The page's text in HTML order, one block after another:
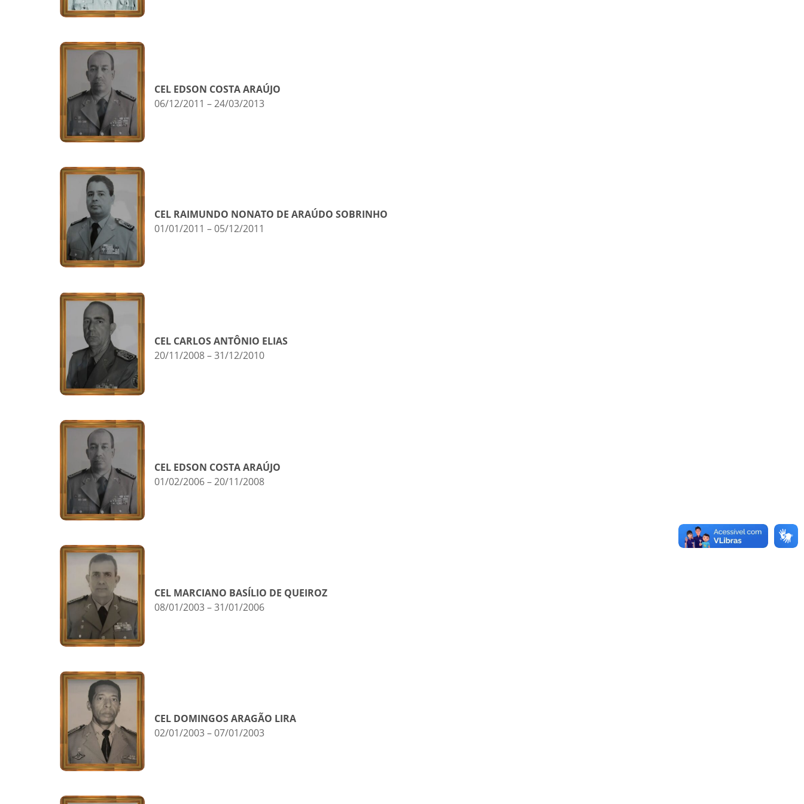
CEL EDSON COSTA ARAÚJO
06/12/2011 – 24/03/2013
CEL RAIMUNDO NONATO DE ARAÚDO SOBRINHO
01/01/2011 – 05/12/2011
CEL CARLOS ANTÔNIO ELIAS
20/11/2008 – 31/12/2010
CEL EDSON COSTA ARAÚJO
01/02/2006 – 20/11/2008
CEL MARCIANO BASÍLIO DE QUEIROZ
08/01/2003 – 31/01/2006
CEL DOMINGOS ARAGÃO LIRA
02/01/2003 – 07/01/2003